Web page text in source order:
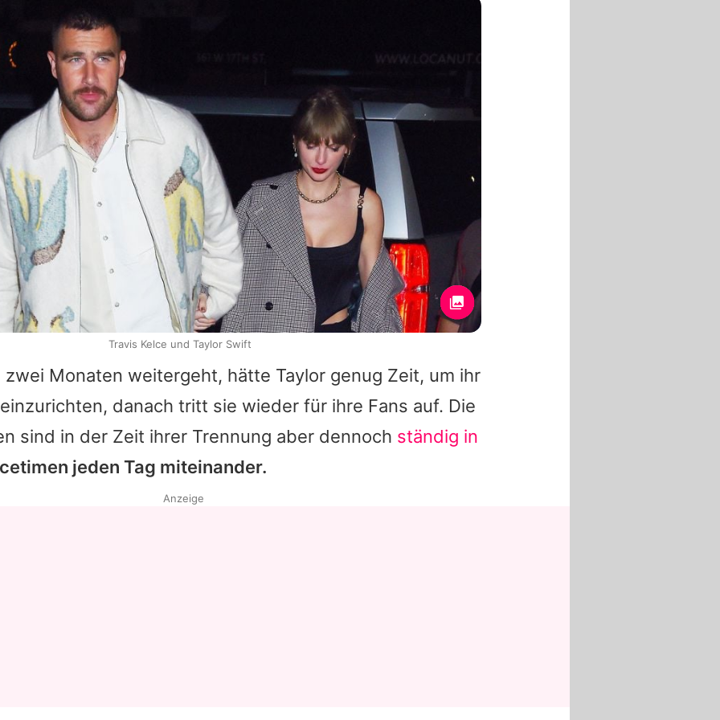
zwei Monaten weitergeht, hätte Taylor genug Zeit, um ihr
danach tritt sie wieder für ihre Fans auf. Die
sind in der Zeit ihrer Trennung aber dennoch ständig in
jeden Tag miteinander.
Travis Kelce und Taylor Swift
Anzeige